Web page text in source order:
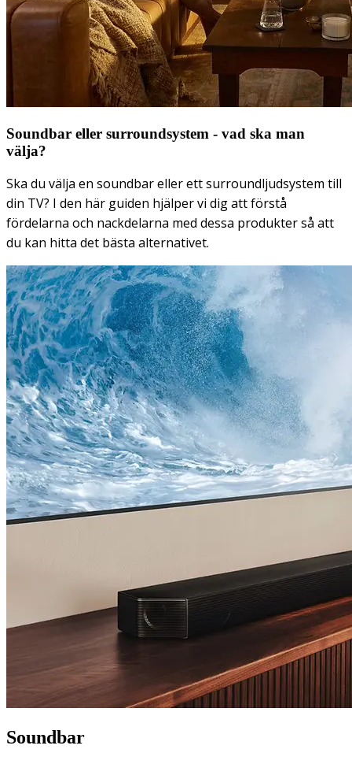
Soundbar eller surroundsystem - vad ska man
välja?
Ska du välja en soundbar eller ett surroundljudsystem till
din TV? I den här guiden hjälper vi dig att förstå
fördelarna och nackdelarna med dessa produkter så att
du kan hitta det bästa alternativet.
Soundbar